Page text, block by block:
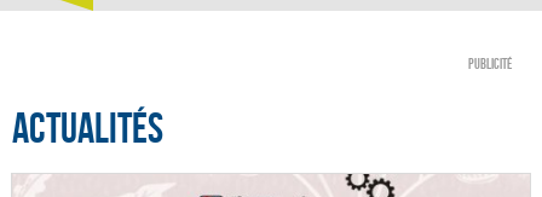
Publicité
Actualités